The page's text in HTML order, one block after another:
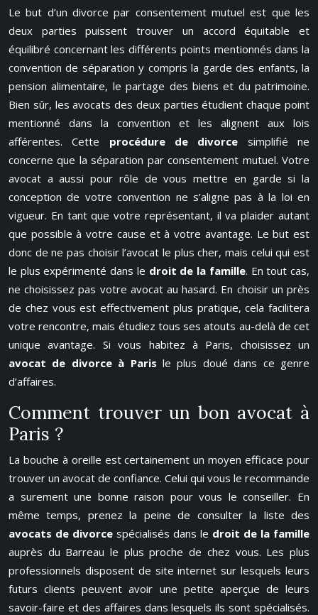
Le but d’un divorce par consentement mutuel est que les
deux parties puissent trouver un accord équitable et
équilibré concernant les différents points mentionnés dans la
convention de séparation y compris la garde des enfants, la
pension alimentaire, le partage des biens et du patrimoine.
Bien sûr, les avocats des deux parties étudient chaque point
mentionné dans la convention et les alignent aux lois
afférentes. Cette procédure de divorce simplifié ne
concerne que la séparation par consentement mutuel. Votre
avocat a aussi pour rôle de vous mettre en garde si la
conception de votre convention ne s’aligne pas à la loi en
vigueur. En tant que votre représentant, il va plaider autant
que possible à votre cause et à votre avantage. Le but est
donc de ne pas choisir l’avocat le plus cher, mais celui qui est
le plus expérimenté dans le droit de la famille. En tout cas,
ne choisissez pas votre avocat au hasard. En choisir un près
de chez vous est effectivement plus pratique, cela facilitera
votre rencontre, mais étudiez tous ses atouts au-delà de cet
unique avantage. Si vous habitez à Paris, choisissez un
avocat de divorce à Paris le plus doué dans ce genre
d’affaires.
Comment trouver un bon avocat à
Paris ?
La bouche à oreille est certainement un moyen efficace pour
trouver un avocat de confiance. Celui qui vous le recommande
a surement une bonne raison pour vous le conseiller. En
même temps, prenez la peine de consulter la liste des
avocats de divorce spécialisés dans le droit de la famille
auprès du Barreau le plus proche de chez vous. Les plus
professionnels disposent de site internet sur lesquels leurs
futurs clients peuvent avoir une petite aperçue de leurs
savoir-faire et des affaires dans lesquels ils sont spécialisés.